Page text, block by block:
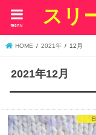
スリ
menu
HOME 2021年 12月
2021年12月